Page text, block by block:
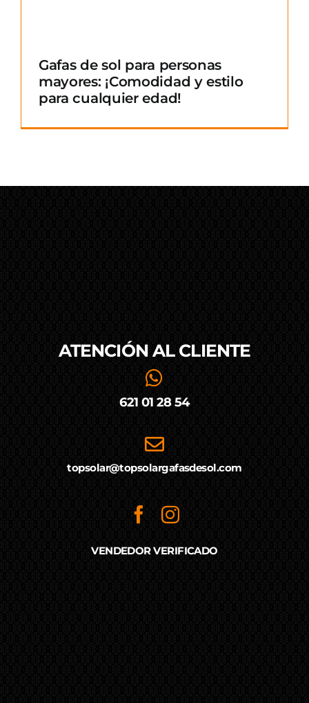
Gafas de sol para personas
mayores: ¡Comodidad y estilo
para cualquier edad!
ATENCIÓN AL CLIENTE
621 01 28 54
topsolar@topsolargafasdesol.com
VENDEDOR VERIFICADO